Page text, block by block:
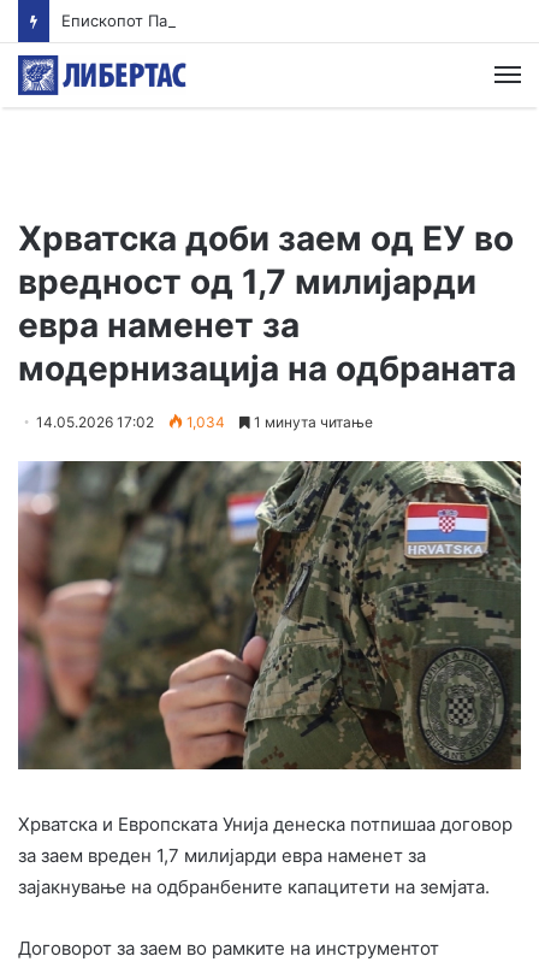
Хрватска доби заем од ЕУ во
вредност од 1,7 милијарди
евра наменет за
модернизација на одбраната
14.05.2026 17:02 1,034 1 минута читање
Хрватска и Европската Унија денеска потпишаа договор
за заем вреден 1,7 милијарди евра наменет за
зајакнување на одбранбените капацитети на земјата.
Договорот за заем во рамките на инструментот